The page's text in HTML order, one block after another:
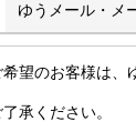
ゆうメール・メ
望のお客様は、
承ください。